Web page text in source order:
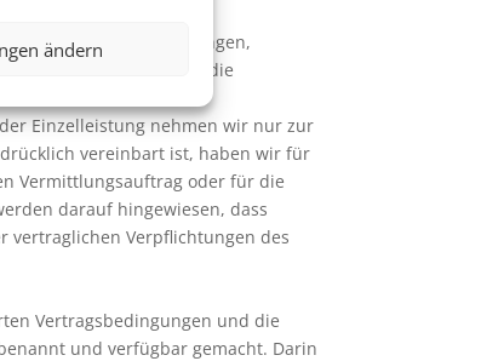
ändern
zu Preisen, Leistungen,
Auskünften über die
Einzelleistung nehmen wir nur zur
vereinbart ist, haben wir für
Vermittlungsauftrag oder für die
darauf hingewiesen, dass
vertraglichen Verpflichtungen des
Vertragsbedingungen und die
und verfügbar gemacht. Darin